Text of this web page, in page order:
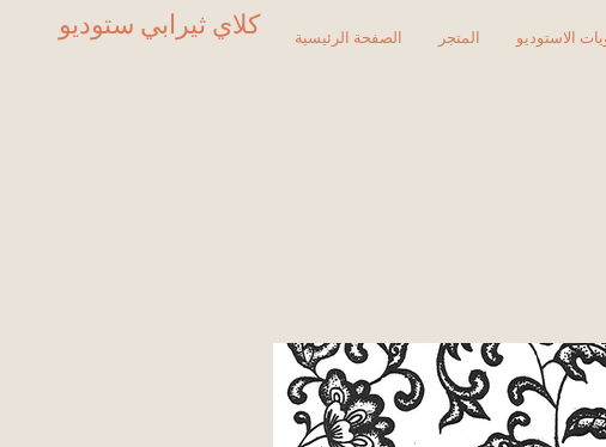
كلاي ثيرابي ستوديو الصفحة الرئيسية المتجر الاستوديو